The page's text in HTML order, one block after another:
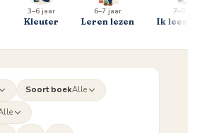
3–6 jaar
Kleuter
6–7 jaar
Leren lezen
7–9 jaar
Ik lees al
Soort boekAlle